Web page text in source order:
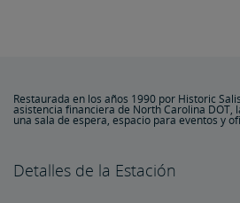
Restaurada en los años 1990 por Historic
asistencia financiera de North Carolina DOT,
una sala de espera, espacio para eventos y
Detalles de la Estación